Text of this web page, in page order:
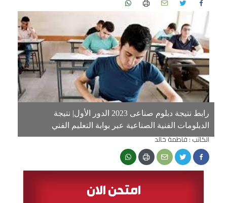
رابط نتيجة دبلوم صناعى 2023 الدور الأول| نتيجة
الدبلومات الفنية الصناعية عبر بوابة التعليم الفني
الكاتب : فاطمة خالد
امتحن الان